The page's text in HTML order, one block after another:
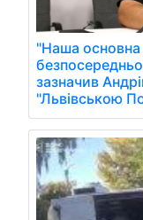
"Наша основна
зазначив
"Львівською